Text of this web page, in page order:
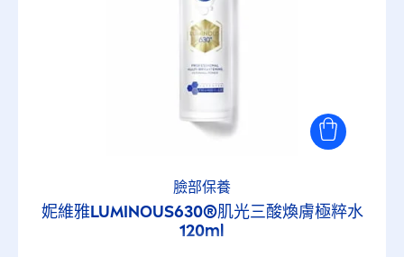
臉部保養
妮維雅LUMINOUS630®肌光三酸煥膚極粹水
120ml